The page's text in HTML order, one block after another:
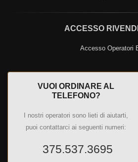
ACCESSO
Accesso Operatori
VUOI ORDINARE AL
TELEFONO?
I nostri operatori sono lieti di aiutarti,
puoi contattarci ai seguenti numeri:
375.537.3695